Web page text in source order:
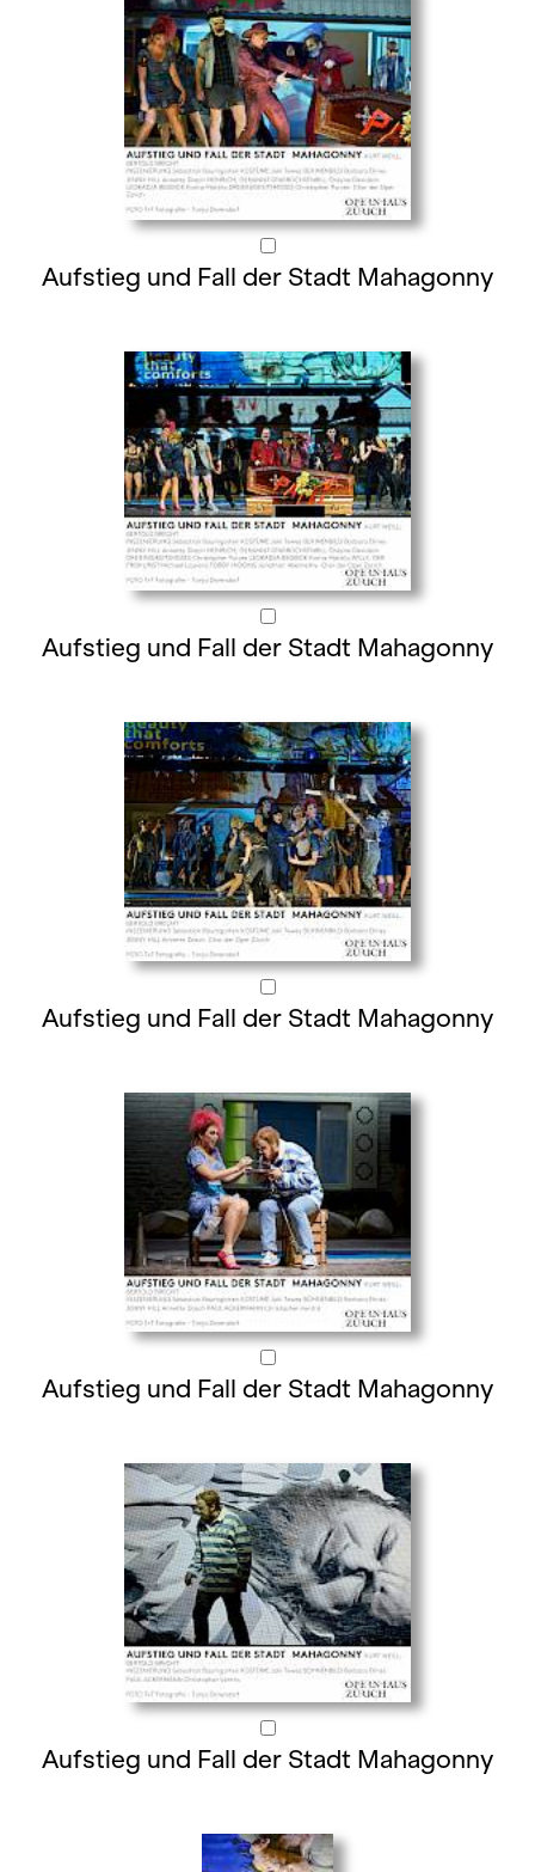
Aufstieg und Fall der Stadt Mahagonny
Aufstieg und Fall der Stadt Mahagonny
Aufstieg und Fall der Stadt Mahagonny
Aufstieg und Fall der Stadt Mahagonny
Aufstieg und Fall der Stadt Mahagonny